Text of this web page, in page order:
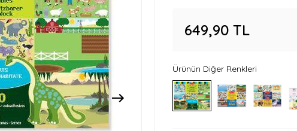
649,90 TL
Ürünün Diğer Renkleri